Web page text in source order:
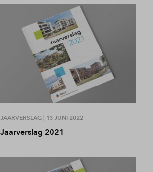
JAARVERSLAG | 13 JUNI 2022
Jaarverslag 2021